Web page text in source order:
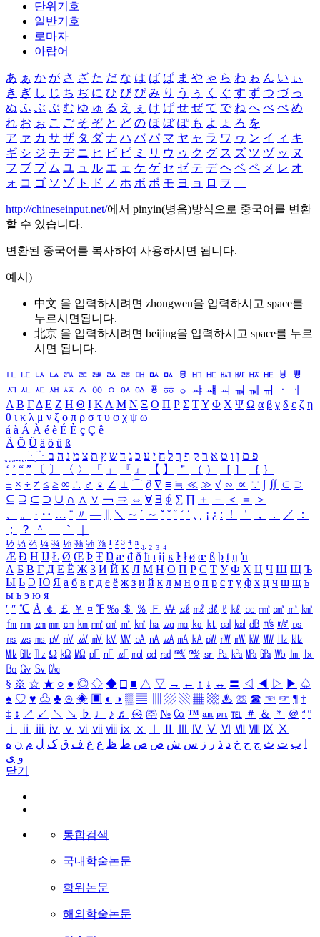
단위기호
일반기호
로마자
아랍어
あ ぁ か が さ ざ た だ な は ば ぱ ま や ゃ ら わ ゎ ん い ぃ
き ぎ し じ ち ぢ に ひ び ぴ み り う ぅ く ぐ す ず つ づ っ
ぬ ふ ぶ ぷ む ゆ ゅ る え ぇ け げ せ ぜ て で ね へ べ ぺ め
れ お ぉ こ ご そ ぞ と ど の ほ ぼ ぽ も よ ょ ろ を
ア ァ カ サ ザ タ ダ ナ ハ バ パ マ ヤ ャ ラ ワ ヮ ン イ ィ キ
ギ シ ジ チ ヂ ニ ヒ ビ ピ ミ リ ウ ゥ ク グ ス ズ ツ ヅ ッ ヌ
フ ブ プ ム ユ ュ ル エ ェ ケ ゲ セ ゼ テ デ ヘ ベ ペ メ レ オ
ォ コ ゴ ソ ゾ ト ド ノ ホ ボ ポ モ ヨ ョ ロ ヲ ―
http://chineseinput.net/에서 pinyin(병음)방식으로 중국어를 변환
할 수 있습니다.
변환된 중국어를 복사하여 사용하시면 됩니다.
예시)
中文 을 입력하시려면 zhongwen을 입력하시고 space를
누르시면됩니다.
北京 을 입력하시려면 beijing을 입력하시고 space를 누르
시면 됩니다.
ㅥ ㅦ ㅧ ㅨ ㅩ ㅪ ㅫ ㅬ ㅭ ㅮ ㅯ ㅰ ㅱ ㅲ ㅳ ㅴ ㅵ ㅶ ㅷ ㅸ
ㅹ
ㅺ ㅻ ㅼ ㅽ ㅾ ㅿ ㆀ ㆁ ㆂ ㆃ ㆄ ㆅ ㆆ ㆇ ㆈ ㆉ ㆊ ㆋ ㆌ ㆍ
ㆎ
Α Β ΓΔ Ε Ζ Η Θ Ι ΚΛ Μ Ν Ξ Ο Π Ρ Σ ΤΥ Φ Χ Ψ Ω α β γ δ ε ζ η
θ ι κ λ μ ν ξ ο π ρ σ τ υ φ χ ψ ω
á à Á À é è É È ç Ç ê
Ä Ö Ü ä ö ü ß
ִֶֹ ֻּ ׁׂ פ ם ן ו ט א ר ק ף ך ל ח י ע כ ג ד ש ץ ת צ מ נ ה ב
‘ ’ “ ” 〔 〕 〈 〉 「 」 『 』 【 】 ＂ （ ） ［ ］ ｛ ｝
± × ÷ ≠ ≤ ≥ ∞ ∴ ♂ ♀ ∠ ⊥ ⌒ ∂ ∇ ≡ ≒ ≪ ≫ √ ∽ ∝ ∵ ∫ ∬ ∈ ∋
⊆ ⊇ ⊂ ⊃ ∪ ∩ ∧ ∨ ￢ ⇒ ⇔ ∀ ∃ ∮ ∑ ∏ ＋ － ＜ ＝
＞
、
。 · ‥ … ¨ 〃 ― ＼ ∼ ´ ～ ˇ ˘ ˝ ˚ ˙ ¸ ¡ ¿ ː ！ ＇ ， ． ／
：
；
？ ＾ ｀
½ ⅓ ⅔ ¼ ¾ ⅛ ⅜ ⅝ ⅞ ¹ ² ³ ⁴ ⁿ ₁ ₂ ₃ ₄
Æ Ð Ħ Ĳ Ł Ø Œ Þ Ŧ Ŋ æ đ ð ħ ı ĳ ĸ ŀ ł ø œ ß þ ŧ ŋ ŉ
А Б В Г Д Е Ё Ж З И Й К Л М Н О П Р С Т У Ф Х Ц Ч Ш Щ Ъ
Ы Ь Э Ю Я а б в г д е ё ж з и й к л м н о п р с т у ф х ц ч ш щ ъ
ы ь э ю я
′ ″ ℃ Å ￠ ￡ ￥ ¤ ℉ ‰ ＄ ％ Ｆ ￦ ㎕ ㎖ ㎗ ℓ ㎘ ㏄ ㎣ ㎤ ㎥ ㎦
㎙ ㎚ ㎛ ㎜ ㎝ ㎞ ㎟ ㎠ ㎡ ㎢ ㏊ ㎍ ㎎ ㎏ ㏏ ㎈ ㎉ ㏈ ㎧ ㎨ ㎰
㎱ ㎲ ㎳ ㎴ ㎵ ㎶ ㎷ ㎸ ㎹ ㎀ ㎁ ㎂ ㎃ ㎄ ㎺ ㎻ ㎽ ㎾ ㎿ ㎐ ㎑
㎒ ㎓ ㎔ Ω ㏀ ㏁ ㎊ ㎋ ㎌ ㏖ ㏅ ㎭ ㎮ ㎯ ㏛ ㎩ ㎪ ㎫ ㎬ ㏝ ㏐
㏓
㏃ ㏉ ㏜ ㏆
§ ※ ☆ ★ ○ ● ◎ ◇ ◆ □ ■ △ ▽ → ← ↑ ↓ ↔ 〓 ◁ ◀ ▷ ▶ ♤
♠ ♡ ♥ ♧ ♣ ⊙ ◈ ▣ ◐ ◑ ▒ ▤ ▨ ▧ ▦ ▩ ♨ ☏ ☎ ☜ ☞ ¶ †
‡ ↕ ↗ ↙ ↖ ↘ ♭ ♩ ♪ ♬ ㉿ ㈜ № ㏇ ™ ㏂ ㏘ ℡ ＃ ＆ ＊ ＠ ª º
ⅰ
ⅱ ⅲ ⅳ ⅴ ⅵ ⅶ ⅷ ⅸ ⅹ Ⅳ Ⅴ Ⅵ Ⅶ Ⅷ Ⅸ Ⅹ
ب ت ث ج ح خ د ذ ر ز س ش ص ض ط ظ ع غ ف ق ک ل م ن ه
و ی
닫기
통합검색
국내학술논문
학위논문
해외학술논문